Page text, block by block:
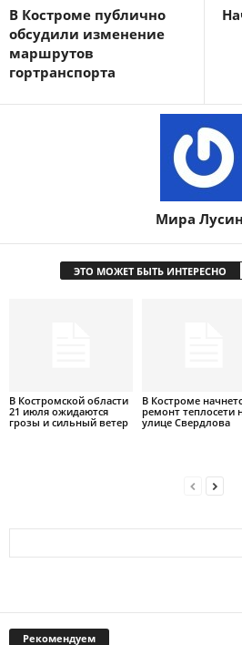
В Костроме публично
обсудили изменение
маршрутов
гортранспорта
Мира
ЭТО МОЖЕТ БЫТЬ ИНТЕРЕСНО
В Костромской области
21 июля ожидаются
грозы и сильный ветер
В Костроме
ремонт теплосети
улице Свердлова
Рекомендуем